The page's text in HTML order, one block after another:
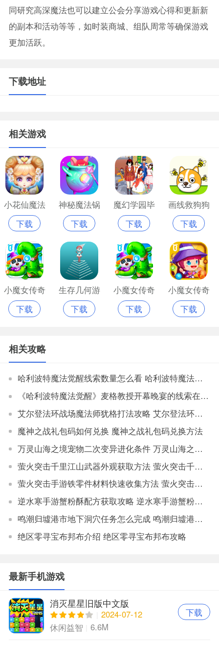
同研究高深魔法也可以建立公会分享游戏心得和更新新
的副本和活动等等，如时装商城、组队周常等确保游戏
更加活跃。
下载地址
相关游戏
小花仙魔法
花园游戏
下载
神秘魔法锅
最新版本
下载
魔幻学园毕
业舞会大作
战安卓版
下载
画线救狗狗
正版
下载
小魔女传奇
2020
下载
生存几何游
戏无限魔方
下载
小魔女传奇
最新版本
下载
小魔女传奇
宝宝巴士
下载
相关攻略
哈利波特魔法觉醒线索数量怎么看 哈利波特魔法觉醒线索在哪看
《哈利波特魔法觉醒》麦格教授开幕晚宴的线索在哪里 《哈利波特魔法觉醒》麦格教授开幕晚宴的线索位置
艾尔登法环战场魔法师犹格打法攻略 艾尔登法环战场魔法师犹格挑战技巧
魔神之战礼包码如何兑换 魔神之战礼包码兑换方法
万灵山海之境宠物二次变异进化条件 万灵山海之境宠物二次变异属性对比
萤火突击千里江山武器外观获取方法 萤火突击千里江山如何获取武器外观
萤火突击手游铁零件材料快速收集方法 萤火突击手游铁零件材料获取地点大全
逆水寒手游蟹粉酥配方获取攻略 逆水寒手游蟹粉酥配方怎么获得
鸣潮归墟港市地下洞穴任务怎么完成 鸣潮归墟港市地下洞穴任务完成攻略
绝区零寻宝布邦布介绍 绝区零寻宝布邦布攻略
最新手机游戏
消灭星星旧版中文版
2024-07-12
休闲益智
6.6M
下载